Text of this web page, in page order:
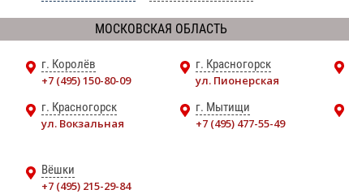
МОСКОВСКАЯ ОБЛАСТЬ
г. Королёв
+7 (495) 150-80-09
г. Красногорск
ул. Пионерская
г. Красногорск
ул. Вокзальная
г. Мытищи
+7 (495) 477-55-49
Вёшки
+7 (495) 215-29-84